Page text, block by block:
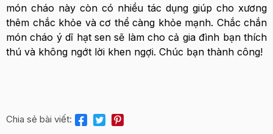
món cháo này còn có nhiều tác dụng giúp cho xương
thêm chắc khỏe và cơ thể càng khỏe mạnh. Chắc chắn
món cháo ý dĩ hạt sen sẽ làm cho cả gia đình bạn thích
thú và không ngớt lời khen ngợi. Chúc bạn thành công!
Chia sẻ bài viết: